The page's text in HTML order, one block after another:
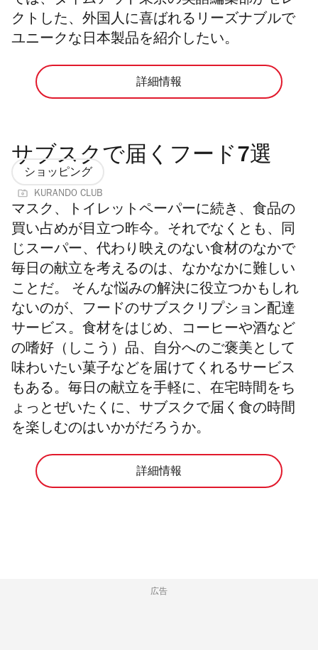
クトした、外国人に喜ばれるリーズナブルで
ユニークな日本製品を紹介したい。
詳細情報
サブスクで届くフード7選
ショッピング
KURANDO CLUB
マスク、トイレットペーパーに続き、食品の
買い占めが目立つ昨今。それでなくとも、同
じスーパー、代わり映えのない食材のなかで
毎日の献立を考えるのは、なかなかに難しい
ことだ。 そんな悩みの解決に役立つかもしれ
ないのが、フードのサブスクリプション配達
サービス。食材をはじめ、コーヒーや酒など
の嗜好（しこう）品、自分へのご褒美として
味わいたい菓子などを届けてくれるサービス
もある。毎日の献立を手軽に、在宅時間をち
ょっとぜいたくに、サブスクで届く食の時間
を楽しむのはいかがだろうか。
詳細情報
広告